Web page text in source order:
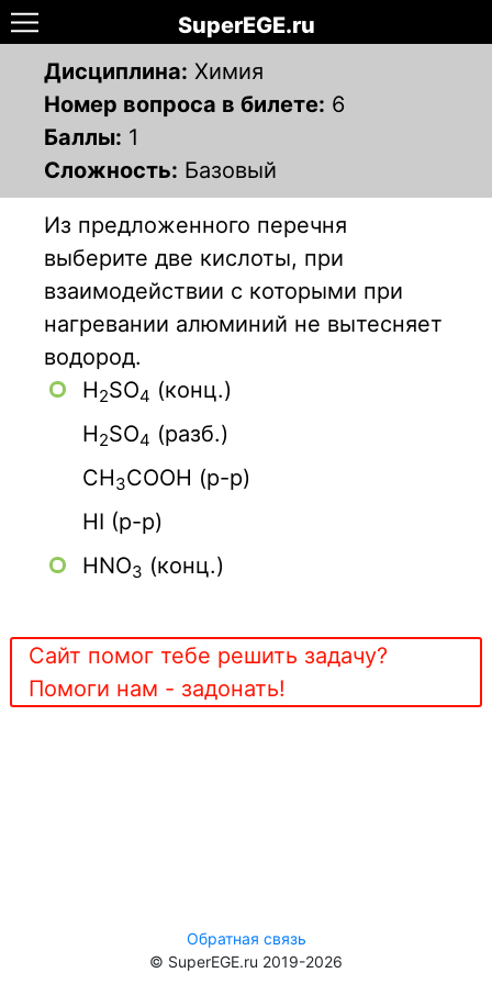
SuperEGE.ru
Дисциплина: Химия
Номер вопроса в билете: 6
Баллы: 1
Сложность: Базовый
Из предложенного перечня
выберите две кислоты, при
взаимодействии с которыми при
нагревании алюминий не вытесняет
водород.
H2SO4 (конц.)
H2SO4 (разб.)
СН3СООН (р-р)
HI (р-р)
НNO3 (конц.)
Сайт помог тебе решить задачу?
Помоги нам - задонать!
Обратная связь
© SuperEGE.ru 2019-2026